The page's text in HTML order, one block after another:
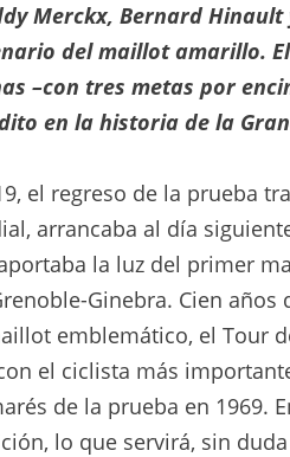
Merckx, Bernard
del maillot amarillo.
–con tres metas por
en la historia de la
el regreso de la prueba
arrancaba al día
la luz del primer
Ginebra. Cien
emblemático, el Tour
el ciclista más
de la prueba en 1969.
lo que servirá, sin